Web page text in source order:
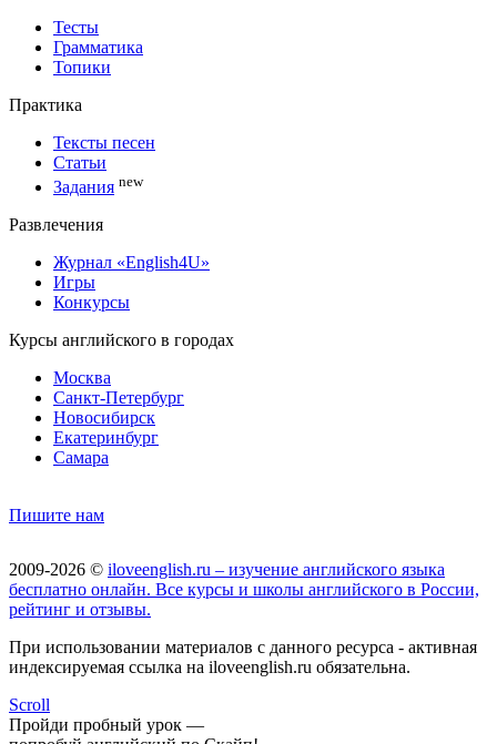
Тесты
Грамматика
Топики
Практика
Тексты песен
Статьи
Задания new
Развлечения
Журнал «English4U»
Игры
Конкурсы
Курсы английского в городах
Москва
Санкт-Петербург
Новосибирск
Екатеринбург
Самара
Пишите нам
2009-2026 © iloveenglish.ru – изучение английского языка
бесплатно онлайн. Все курсы и школы английского в России,
рейтинг и отзывы.
При использовании материалов с данного ресурса - активная
индексируемая ссылка на iloveenglish.ru обязательна.
Scroll
Пройди пробный урок —